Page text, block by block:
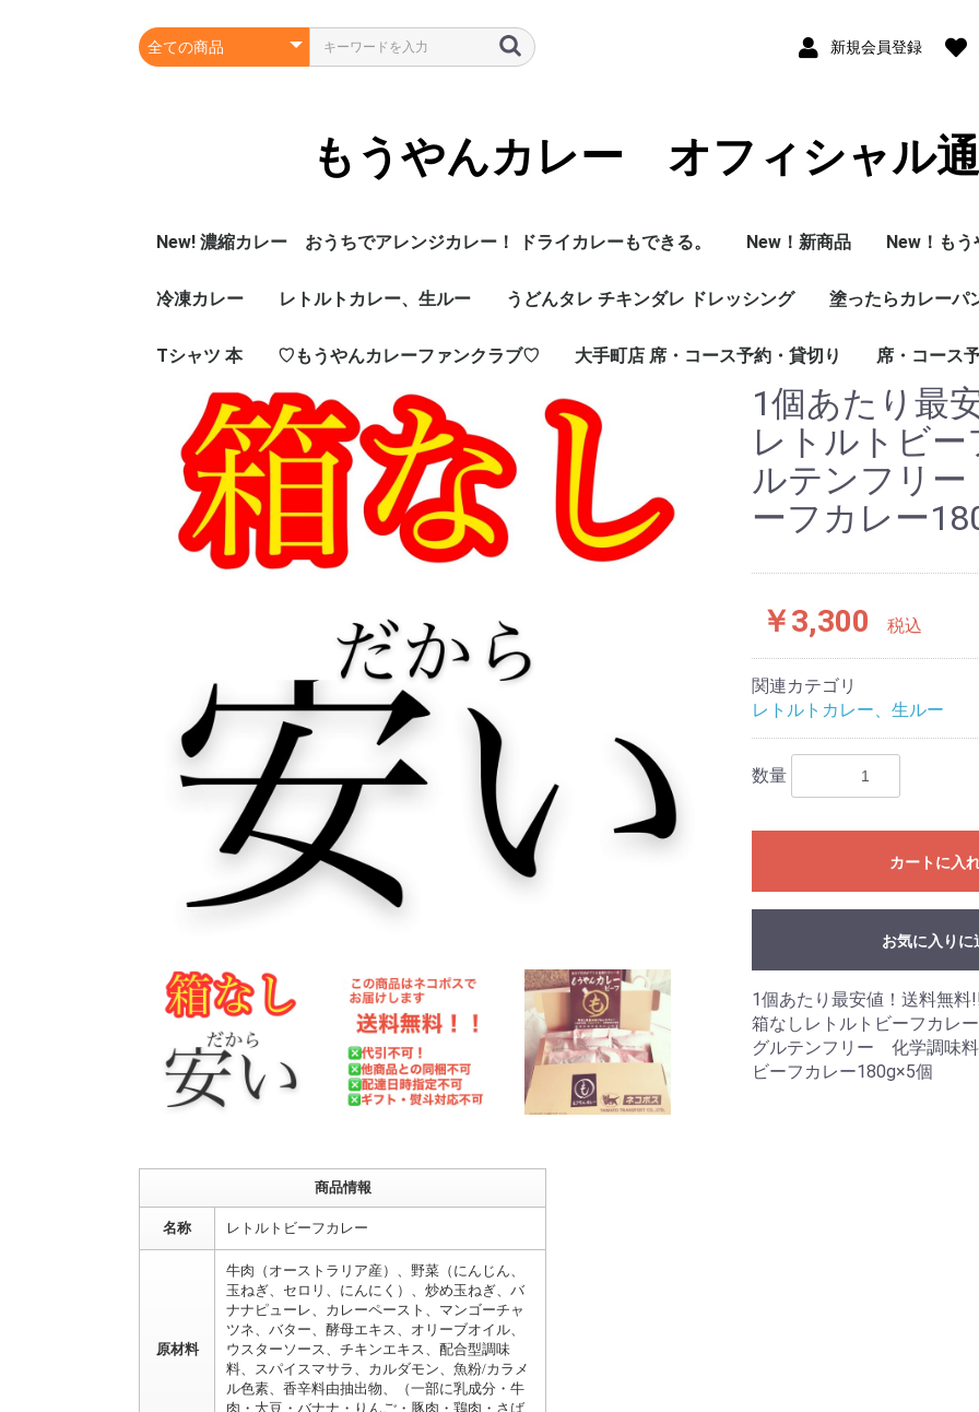
新規会員登録
もうやんカレー オフィシャル
New! 濃縮カレー おうちでアレンジカレー！ ドライカレーもできる。 New！新商品 New！も
冷凍カレー レトルトカレー、生ルー うどんタレ チキンダレ ドレッシング 塗ったらカレーパ
Tシャツ 本 ♡もうやんカレーファンクラブ♡ 大手町店 席・コース予約・貸切り 席・コース
1個あたり最
レトルトビ
ルテンフリ
ーフカレー
￥3,300 税込
関連カテゴリ
レトルトカレー、生ルー
数量
カートに入
お気に入りに
1個あたり最安値！送料無料
箱なしレトルトビーフカレ
グルテンフリー 化学調味
ビーフカレー180g×5個
商品情報
名称 レトルトビーフカレー
原材料
牛肉（オーストラリア産）、野菜（にんじん、
玉ねぎ、セロリ、にんにく）、炒め玉ねぎ、バ
ナナピューレ、カレーペースト、マンゴーチャ
ツネ、バター、酵母エキス、オリーブオイル、
ウスターソース、チキンエキス、配合型調味
料、スパイスマサラ、カルダモン、魚粉/カラメ
ル色素、香辛料由抽出物、（一部に乳成分・牛
肉・大豆・バナナ・りんご・豚肉・鶏肉・さば